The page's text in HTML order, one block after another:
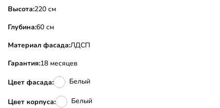
Высота:220 см
Глубина:60 см
Материал фасада:ЛДСП
Гарантия:18 месяцев
Цвет фасада: Белый
Цвет корпуса: Белый